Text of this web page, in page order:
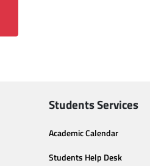
Students Services
Academic Calendar
Students Help Desk